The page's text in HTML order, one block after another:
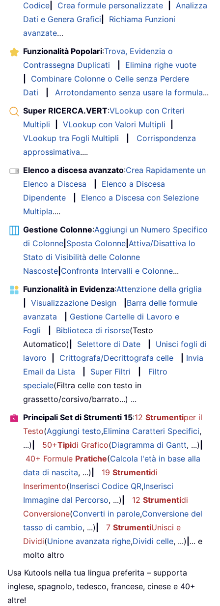
Codice
Crea formule personalizzate
Analizza
Dati e Genera Grafici
Richiama Funzioni
avanzate…
Funzionalità Popolari:Trova, Evidenzia o
Contrassegna Duplicati
Elimina righe vuote
Combinare Colonne o Celle senza Perdere
Dati
Arrotondamento senza usare la formula...
Super RICERCA.VERT:VLookup con Criteri
Multipli
VLookup con Valori Multipli
VLookup tra Fogli Multipli
Corrispondenza
approssimativa....
Elenco a discesa avanzato:Crea Rapidamente un
Elenco a Discesa
Elenco a Discesa
Dipendente
Elenco a Discesa con Selezione
Multipla....
Gestione Colonne:Aggiungi un Numero Specifico
di Colonne Sposta Colonne Attiva/Disattiva lo
Stato di Visibilità delle Colonne
Nascoste Confronta Intervalli e Colonne...
Funzionalità in Evidenza:Attenzione della griglia
Visualizzazione Design
Barra delle formule
avanzata
Gestione Cartelle di Lavoro e
Fogli
Biblioteca di risorse(Testo
Automatico)
Selettore di Date
Unisci fogli di
lavoro
Crittografa/Decrittografa celle
Invia
Email da Lista
Super Filtri
Filtro
speciale(Filtra celle con testo in
grassetto/corsivo/barrato...) ...
Principali Set di Strumenti 15:12 Strumentiper il
Testo(Aggiungi testo,Elimina Caratteri Specifici,
...)
50+Tipidi Grafico(Diagramma di Gantt, ...)
40+ Formule Pratiche(Calcola l'età in base alla
data di nascita, ...) 19 Strumentidi
Inserimento(Inserisci Codice QR,Inserisci
Immagine dal Percorso, ...) 12 Strumentidi
Conversione(Converti in parole,Conversione del
tasso di cambio, ...) 7 StrumentiUnisci e
Dividi(Unione avanzata righe,Dividi celle, ...) ... e
molto altro
Usa Kutools nella tua lingua preferita – supporta
inglese, spagnolo, tedesco, francese, cinese e 40+
altre!